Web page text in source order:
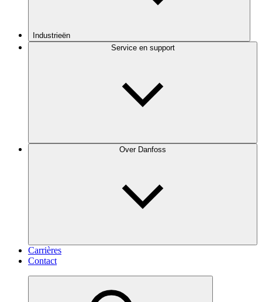
Industrieën
Service en support
Over Danfoss
Carrières
Contact